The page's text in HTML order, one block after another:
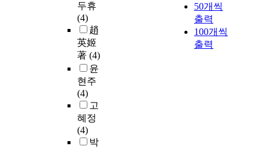
두휴
(4)
趙
英姬
著 (4)
윤
현주
(4)
고
혜정
(4)
박
50개씩
출력
100개씩
출력